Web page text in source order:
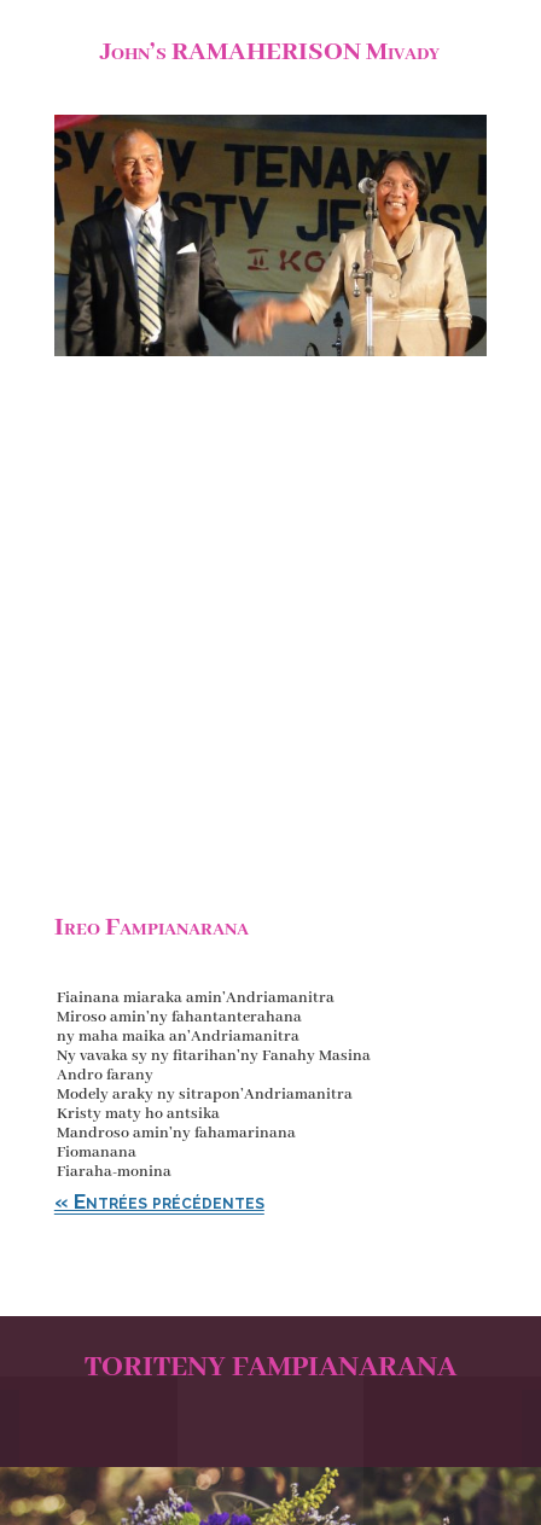
John’s RAMAHERISON Mivady
Ireo Fampianarana
Fiainana miaraka amin’Andriamanitra
Miroso amin’ny fahantanterahana
ny maha maika an’Andriamanitra
Ny vavaka sy ny fitarihan’ny Fanahy Masina
Andro farany
Modely araky ny sitrapon’Andriamanitra
Kristy maty ho antsika
Mandroso amin’ny fahamarinana
Fiomanana
Fiaraha-monina
« Entrées précédentes
TORITENY FAMPIANARANA